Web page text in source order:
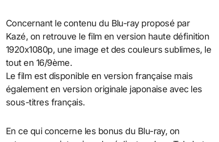
Concernant le contenu du Blu-ray proposé par
Kazé, on retrouve le film en version haute définition
1920x1080p, une image et des couleurs sublimes, le
tout en 16/9ème.
Le film est disponible en version française mais
également en version originale japonaise avec les
sous-titres français.
En ce qui concerne les bonus du Blu-ray, on